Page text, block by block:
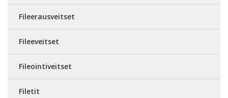
Fileerausveitset
Fileeveitset
Fileointiveitset
Filetit